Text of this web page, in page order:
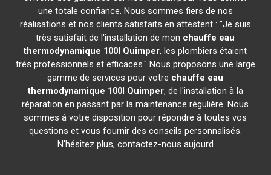
une totale confiance. Nous sommes fiers de nos
réalisations et nos clients satisfaits en attestent : "Je suis
très satisfait de l'installation de mon chauffe eau
thermodynamique 100l Quimper, les plombiers étaient
très professionnels et efficaces." Nous proposons une large
gamme de services pour votre chauffe eau
thermodynamique 100l Quimper, de l'installation à la
réparation en passant par la maintenance régulière. Nous
sommes à votre disposition pour répondre à toutes vos
questions et vous fournir des conseils personnalisés.
N'hésitez plus, contactez-nous aujourd